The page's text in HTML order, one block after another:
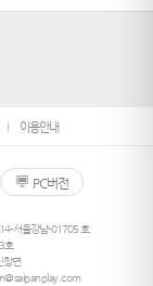
이용안내
PC버전
서울강남-01705 호
호
창면